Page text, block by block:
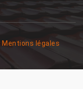
Mentions légales